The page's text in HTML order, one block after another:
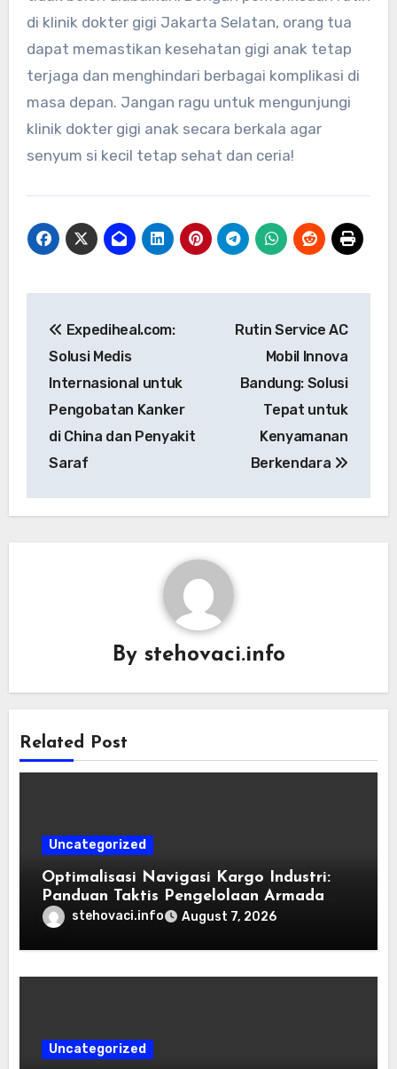
di klinik dokter gigi Jakarta Selatan, orang tua
dapat memastikan kesehatan gigi anak tetap
terjaga dan menghindari berbagai komplikasi di
masa depan. Jangan ragu untuk mengunjungi
klinik dokter gigi anak secara berkala agar
senyum si kecil tetap sehat dan ceria!
navigation
Expediheal.com:
Solusi Medis
Internasional untuk
Pengobatan Kanker
di China dan Penyakit
Saraf
Rutin Service AC
Mobil Innova
Bandung: Solusi
Tepat untuk
Kenyamanan
Berkendara
By stehovaci.info
Related Post
Uncategorized
Optimalisasi Navigasi Kargo Industri:
Panduan Taktis Pengelolaan Armada
Angkutan dan Efisiensi Rantai Pasok
stehovaci.info August 7, 2026
Uncategorized